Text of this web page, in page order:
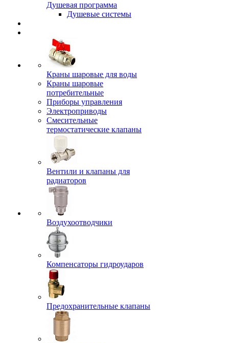
Душевая программа
Душевые системы
Краны шаровые для воды
Краны шаровые
потребительные
Приборы управления
Электроприводы
Смесительные
термостатические клапаны
Вентили и клапаны для
радиаторов
Воздухоотводчики
Компенсаторы гидроударов
Предохранительные клапаны